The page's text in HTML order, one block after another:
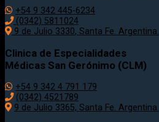
+54 9 342 445-6234
(0342) 5811024
9 de Julio 3330, Santa Fe. Argentina.
Clinica de Especialidades
Médicas San Gerónimo (CLM)
+54 9 342 4 791 179
(0342) 4521789
9 de Julio 3365, Santa Fe. Argentina.